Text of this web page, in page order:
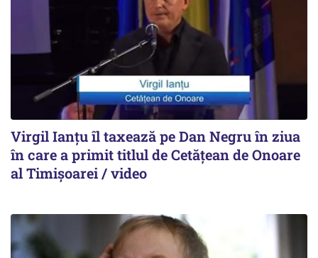
Virgil Ianțu îl taxează pe Dan Negru în ziua
în care a primit titlul de Cetățean de Onoare
al Timișoarei / video